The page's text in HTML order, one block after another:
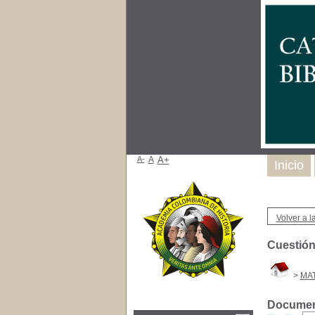
Volver a
>
Inicio
A- A A+